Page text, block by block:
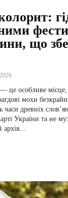
що
це особливе місце,
мохи
часи древніх
України та не